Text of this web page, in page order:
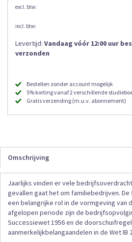
Levertijd: Vandaag vóór 12:00 uur
verzonden
Bestellen zonder account mogelijk
5% korting vanaf 2 verschillende
Gratis verzending (m.u.v. abonnement)
Omschrijving
Jaarlijks vinden er vele
gevallen gaat het om familiebedrijven.
een belangrijke rol in de vormgeving van
afgelopen periode zijn de
Successiewet 1956 en de
aanmerkelijkbelangaandelen in de Wet IB